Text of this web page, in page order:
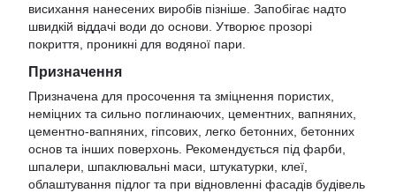
висихання нанесених виробів пізніше. Запобігає надто
швидкій віддачі води до основи. Утворює прозорі
покриття, проникні для водяної пари.
Призначення
Призначена для просочення та зміцнення пористих,
неміцних та сильно поглинаючих, цементних, вапняних,
цементно-вапняних, гіпсових, легко бетонних, бетонних
основ та інших поверхонь. Рекомендується під фарби,
шпалери, шпаклювальні маси, штукатурки, клеї,
облаштування підлог та при відновленні фасадів будівель